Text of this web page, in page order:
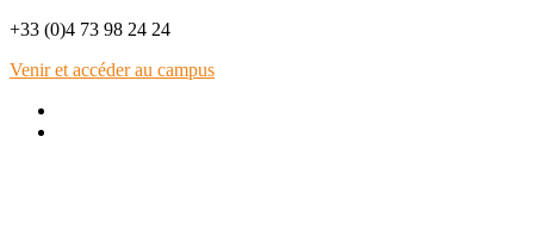
+33 (0)4 73 98 24 24
Venir et accéder au campus